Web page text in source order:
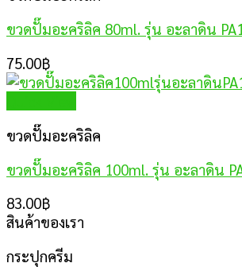
ขวดปั๊มอะคริลิค 80ml. รุ่น อะลาดิน
75.00฿
ขวดปั๊มอะคริลิค
ขวดปั๊มอะคริลิค 100ml. รุ่น อะลาดิน
83.00฿
สินค้าของเรา
กระปุกครีม